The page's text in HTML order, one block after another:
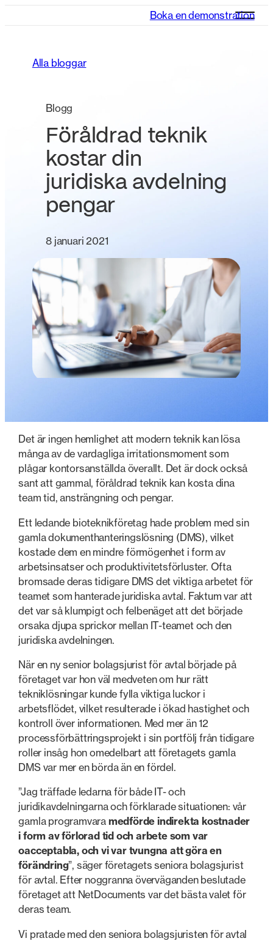
Boka en demonstration
Alla bloggar
Blogg
Föråldrad teknik
kostar din
juridiska avdelning
pengar
8 januari 2021
Det är ingen hemlighet att modern teknik kan lösa
många av de vardagliga irritationsmoment som
plågar kontorsanställda överallt. Det är dock också
sant att gammal, föråldrad teknik kan kosta dina
team tid, ansträngning och pengar.
Ett ledande bioteknikföretag hade problem med sin
gamla dokumenthanteringslösning (DMS), vilket
kostade dem en mindre förmögenhet i form av
arbetsinsatser och produktivitetsförluster. Ofta
bromsade deras tidigare DMS det viktiga arbetet för
teamet som hanterade juridiska avtal. Faktum var att
det var så klumpigt och felbenäget att det började
orsaka djupa sprickor mellan IT-teamet och den
juridiska avdelningen.
När en ny senior bolagsjurist för avtal började på
företaget var hon väl medveten om hur rätt
tekniklösningar kunde fylla viktiga luckor i
arbetsflödet, vilket resulterade i ökad hastighet och
kontroll över informationen. Med mer än 12
processförbättringsprojekt i sin portfölj från tidigare
roller insåg hon omedelbart att företagets gamla
DMS var mer en börda än en fördel.
”Jag träffade ledarna för både IT- och
juridikavdelningarna och förklarade situationen: vår
gamla programvara medförde indirekta kostnader
i form av förlorad tid och arbete som var
oacceptabla, och vi var tvungna att göra en
förändring”, säger företagets seniora bolagsjurist
för avtal. Efter noggranna överväganden beslutade
företaget att NetDocuments var det bästa valet för
deras team.
Vi pratade med den seniora bolagsjuristen för avtal